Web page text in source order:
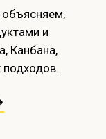
и
Канбана,
подходов.